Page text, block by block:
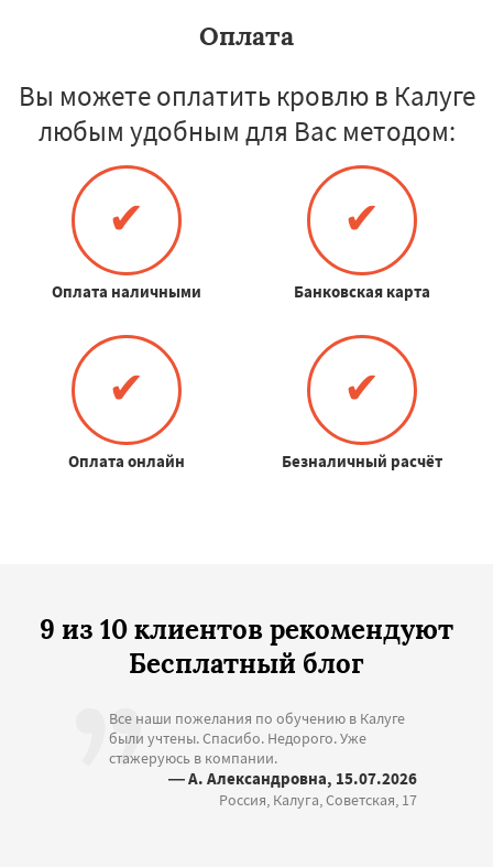
Оплата
Вы можете оплатить кровлю в Калуге
любым удобным для Вас методом:
✔
Оплата наличными
✔
Банковская карта
✔
Оплата онлайн
✔
Безналичный расчёт
9 из 10 клиентов рекомендуют
Бесплатный блог
Все наши пожелания по обучению в Калуге
были учтены. Спасибо. Недорого. Уже
стажеруюсь в компании.
— А. Александровна, 15.07.2026
Россия, Калуга, Советская, 17